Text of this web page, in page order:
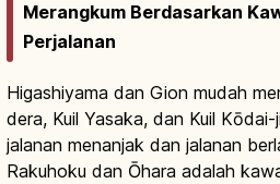
Merangkum Berdasarkan
Perjalanan
Higashiyama dan Gion mudah
dera, Kuil Yasaka, dan Kuil
jalanan menanjak dan jalanan
Rakuhoku dan Ōhara adalah